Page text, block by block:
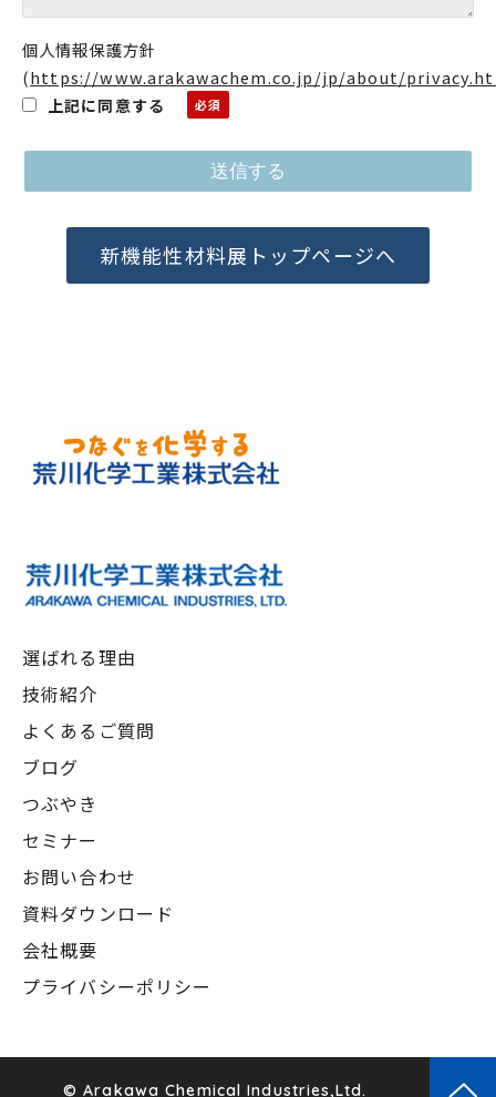
個人情報保護方針
(https://www.arakawachem.co.jp/jp/about/
上記に同意する
新機能性材料展トップページへ
選ばれる理由
技術紹介
よくあるご質問
ブログ
つぶやき
セミナー
お問い合わせ
資料ダウンロード
会社概要
プライバシーポリシー
© Arakawa Chemical Industries,Ltd.